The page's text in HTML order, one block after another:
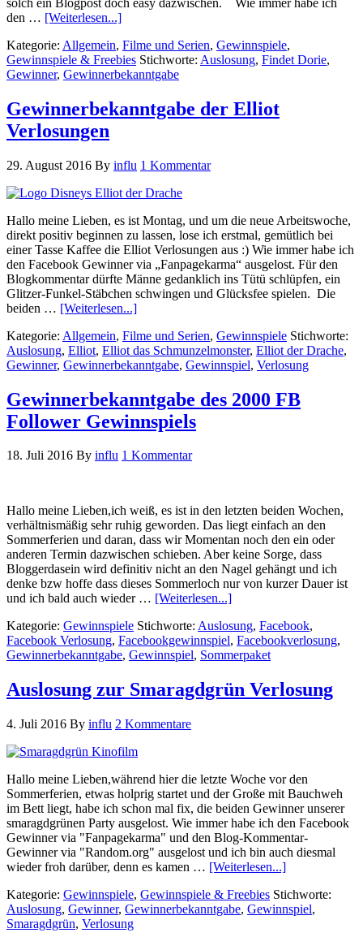
den … [Weiterlesen...]
Kategorie: Allgemein, Filme und Serien, Gewinnspiele,
Gewinnspiele & Freebies Stichworte: Auslosung, Findet Dorie,
Gewinner, Gewinnerbekanntgabe
Gewinnerbekanntgabe der Elliot
Verlosungen
29. August 2016 By influ 1 Kommentar
Hallo meine Lieben, es ist Montag, und um die neue Arbeitswoche,
direkt positiv beginnen zu lassen, lose ich erstmal, gemütlich bei
einer Tasse Kaffee die Elliot Verlosungen aus :) Wie immer habe ich
den Facebook Gewinner via „Fanpagekarma“ ausgelost. Für den
Blogkommentar dürfte Männe gedanklich ins Tütü schlüpfen, ein
Glitzer-Funkel-Stäbchen schwingen und Glücksfee spielen. Die
beiden … [Weiterlesen...]
Kategorie: Allgemein, Filme und Serien, Gewinnspiele Stichworte:
Auslosung, Elliot, Elliot das Schmunzelmonster, Elliot der Drache,
Gewinner, Gewinnerbekanntgabe, Gewinnspiel, Verlosung
Gewinnerbekanntgabe des 2000 FB
Follower Gewinnspiels
18. Juli 2016 By influ 1 Kommentar
Hallo meine Lieben,ich weiß, es ist in den letzten beiden Wochen,
verhältnismäßig sehr ruhig geworden. Das liegt einfach an den
Sommerferien und daran, dass wir Momentan noch den ein oder
anderen Termin dazwischen schieben. Aber keine Sorge, dass
Bloggerdasein wird definitiv nicht an den Nagel gehängt und ich
denke bzw hoffe dass dieses Sommerloch nur von kurzer Dauer ist
und ich bald auch wieder … [Weiterlesen...]
Kategorie: Gewinnspiele Stichworte: Auslosung, Facebook,
Facebook Verlosung, Facebookgewinnspiel, Facebookverlosung,
Gewinnerbekanntgabe, Gewinnspiel, Sommerpaket
Auslosung zur Smaragdgrün Verlosung
4. Juli 2016 By influ 2 Kommentare
Hallo meine Lieben,während hier die letzte Woche vor den
Sommerferien, etwas holprig startet und der Große mit Bauchweh
im Bett liegt, habe ich schon mal fix, die beiden Gewinner unserer
smaragdgrünen Party ausgelost. Wie immer habe ich den Facebook
Gewinner via "Fanpagekarma" und den Blog-Kommentar-
Gewinner via "Random.org" ausgelost und ich bin auch diesmal
wieder froh darüber, denn es kamen … [Weiterlesen...]
Kategorie: Gewinnspiele, Gewinnspiele & Freebies Stichworte:
Auslosung, Gewinner, Gewinnerbekanntgabe, Gewinnspiel,
Smaragdgrün, Verlosung